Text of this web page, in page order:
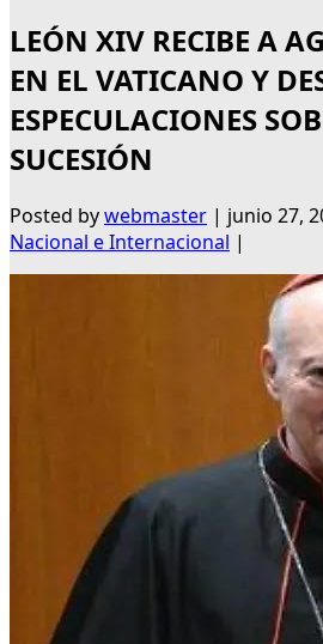
LEÓN XIV RECIBE A
EN EL VATICANO Y
ESPECULACIONES
SUCESIÓN
Posted bywebmaster | junio 27,
Nacional e Internacional |